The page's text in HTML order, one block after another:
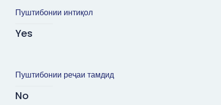
Пуштибонии интиқол
Yes
Пуштибонии реҷаи тамдид
No